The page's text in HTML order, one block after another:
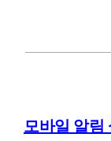
모바일 알림